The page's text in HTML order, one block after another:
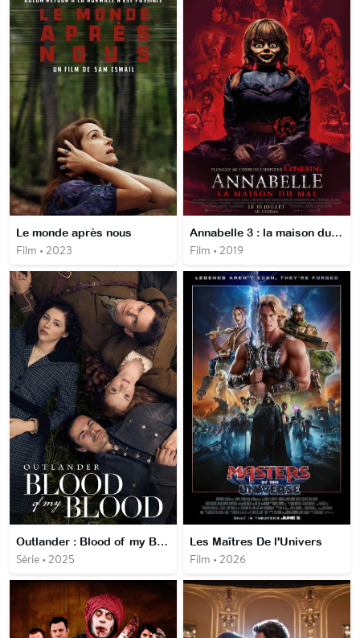
Le monde après nous
Film • 2023
Annabelle 3 : la maison du mal
Film • 2019
Outlander : Blood of my Blood
Série • 2025
Les Maîtres De l'Univers
Film • 2026